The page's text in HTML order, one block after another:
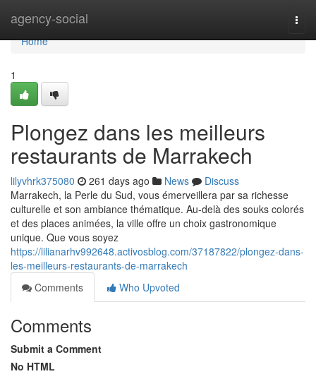
agency-social
Home
Home
1
Plongez dans les meilleurs
restaurants de Marrakech
lilyvhrk375080 261 days ago News
Discuss
Marrakech, la Perle du Sud, vous émerveillera par sa richesse
culturelle et son ambiance thématique. Au-delà des souks colorés
et des places animées, la ville offre un choix gastronomique
unique. Que vous soyez
https://lilianarhv992648.activosblog.com/37187822/plongez-dans-
les-meilleurs-restaurants-de-marrakech
Comments
Who Upvoted
Comments
Submit a Comment
No HTML